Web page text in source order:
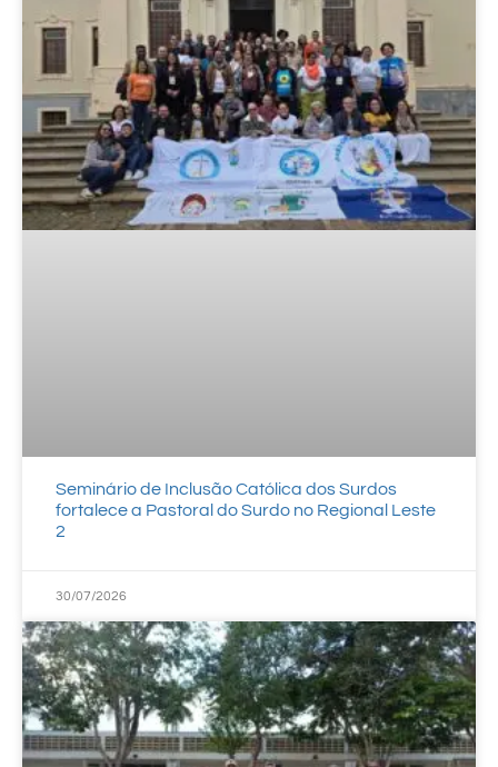
Seminário de Inclusão Católica dos Surdos
fortalece a Pastoral do Surdo no Regional Leste
2
30/07/2026